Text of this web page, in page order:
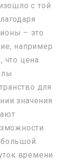
с той
– это
например
что цена
для
значения
времени.